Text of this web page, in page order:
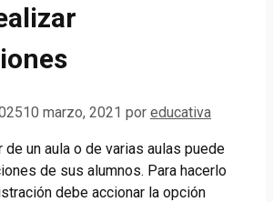
10 marzo, 2021 por educativa
de un aula o de varias aulas puede
de sus alumnos. Para hacerlo
debe accionar la opción